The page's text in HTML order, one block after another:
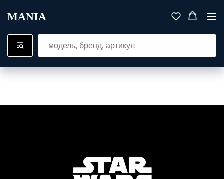
MANIA